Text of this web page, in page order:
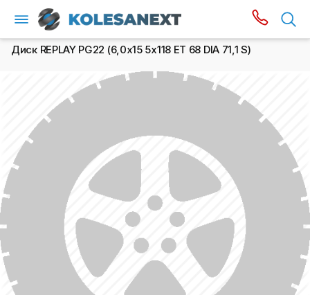
Диск REPLAY PG22 (6,0х15 5x118 ET 68 DIA 71,1 S)